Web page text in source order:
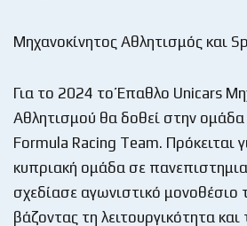
Μηχανοκίνητος Αθλητισμός και
Για το 2024 το Έπαθλο Unicars
Αθλητισμού θα δοθεί στην
Formula Racing Team. Πρόκειται
κυπριακή ομάδα σε
σχεδίασε αγωνιστικό μονοθέσιο
βάζοντας τη λειτουργικότητα